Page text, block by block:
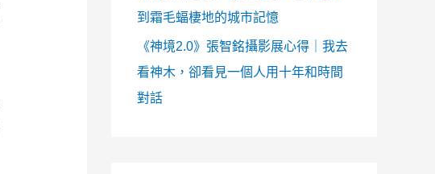
到霜毛蝠棲地的城市記憶
《神境2.0》張智銘攝影展心得｜我去
看神木，卻看見一個人用十年和時間
對話